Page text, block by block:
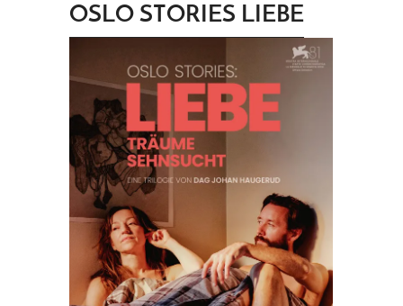
OSLO STORIES LIEBE